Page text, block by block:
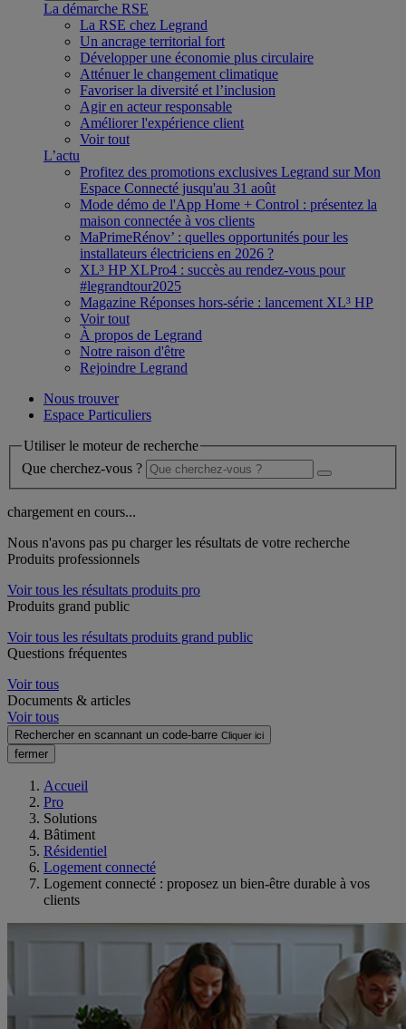
La démarche RSE
La RSE chez Legrand
Un ancrage territorial fort
Développer une économie plus circulaire
Atténuer le changement climatique
Favoriser la diversité et l’inclusion
Agir en acteur responsable
Améliorer l'expérience client
Voir tout
L’actu
Profitez des promotions exclusives Legrand sur Mon
Espace Connecté jusqu'au 31 août
Mode démo de l'App Home + Control : présentez la
maison connectée à vos clients
MaPrimeRénov’ : quelles opportunités pour les
installateurs électriciens en 2026 ?
XL³ HP XLPro4 : succès au rendez-vous pour
#legrandtour2025
Magazine Réponses hors-série : lancement XL³ HP
Voir tout
À propos de Legrand
Notre raison d'être
Rejoindre Legrand
Nous trouver
Espace Particuliers
Utiliser le moteur de recherche
Que cherchez-vous ?
chargement en cours...
Nous n'avons pas pu charger les résultats de votre recherche
Produits professionnels
Voir tous les résultats produits pro
Produits grand public
Voir tous les résultats produits grand public
Questions fréquentes
Voir tous
Documents & articles
Voir tous
Rechercher en scannant un code-barre Cliquer ici
fermer
Accueil
Pro
Solutions
Bâtiment
Résidentiel
Logement connecté
Logement connecté : proposez un bien-être durable à vos
clients